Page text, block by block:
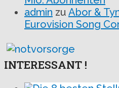
admin zu Abor &
Eurovision Song
INTERESSANT !